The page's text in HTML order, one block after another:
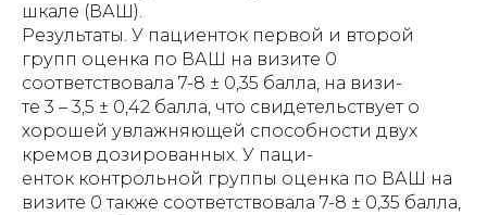
шкале (ВАШ).
Результаты. У пациенток первой и второй
групп оценка по ВАШ на визите 0
соответствовала 7-8 ± 0,35 балла, на визи-
те 3 – 3,5 ± 0,42 балла, что свидетельствует о
хорошей увлажняющей способности двух
кремов дозированных. У паци-
енток контрольной группы оценка по ВАШ на
визите 0 также соответствовала 7-8 ± 0,35 балла,